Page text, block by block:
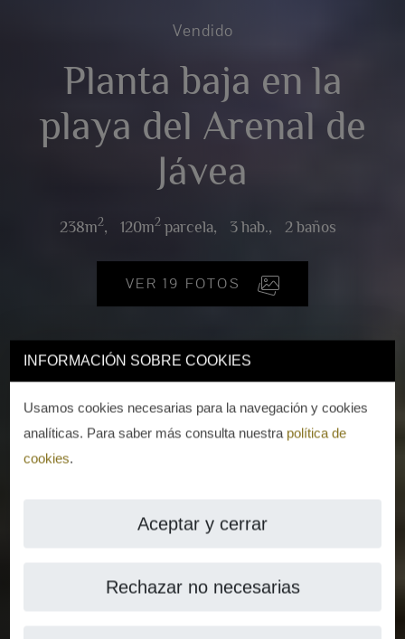
INFORMACIÓN SOBRE COOKIES
Usamos cookies necesarias para la navegación y cookies
analíticas. Para saber más consulta nuestra política de
cookies.
Aceptar y cerrar
Rechazar no necesarias
Vendido
Planta baja en la
playa del Arenal de
Jávea
238m2, 120m2 parcela, 3 hab., 2 baños
VER 19 FOTOS